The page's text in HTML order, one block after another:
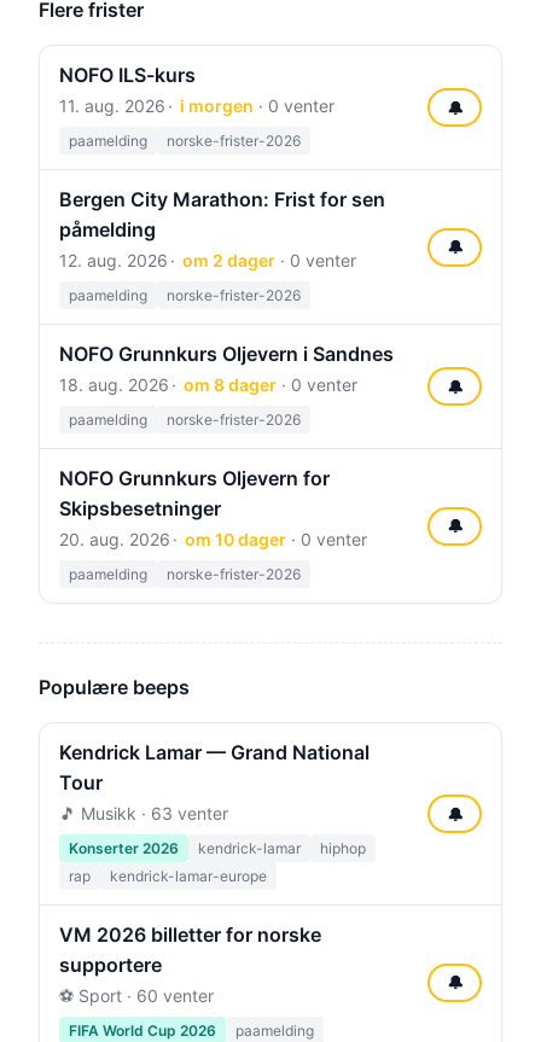
Flere frister
NOFO ILS-kurs
11. aug. 2026 i morgen · 0 venter
paamelding norske-frister-2026
🔔
Bergen City Marathon: Frist for sen
påmelding
12. aug. 2026 om 2 dager· 0 venter
paamelding norske-frister-2026
🔔
NOFO Grunnkurs Oljevern i Sandnes
18. aug. 2026 om 8 dager· 0 venter
paamelding norske-frister-2026
🔔
NOFO Grunnkurs Oljevern for
Skipsbesetninger
20. aug. 2026 om 10 dager· 0 venter
paamelding norske-frister-2026
🔔
Populære beeps
Kendrick Lamar — Grand National
Tour
🎵 Musikk · 63 venter
Konserter 2026 kendrick-lamar
hiphop
rap
kendrick-lamar-europe
🔔
VM 2026 billetter for norske
supportere
⚽ Sport · 60 venter
FIFA World Cup 2026 paamelding
🔔